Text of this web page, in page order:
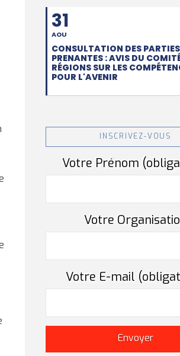
31
AOU
CONSULTATION DES PARTIES
PRENANTES : AVIS DU
RÉGIONS SUR LES
POUR L'AVENIR
INSCRIVEZ-VOUS
Votre Prénom
Votre
Votre E-mail